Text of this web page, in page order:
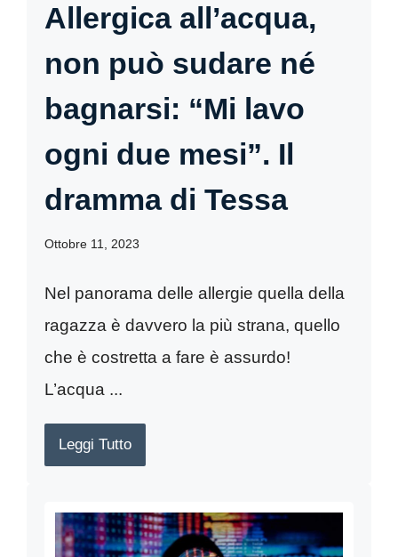
Allergica all’acqua,
non può sudare né
bagnarsi: “Mi lavo
ogni due mesi”. Il
dramma di Tessa
Ottobre 11, 2023
Nel panorama delle allergie quella della
ragazza è davvero la più strana, quello
che è costretta a fare è assurdo!
L’acqua ...
Leggi Tutto